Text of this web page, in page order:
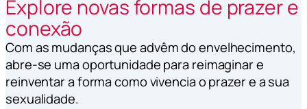
Explore novas formas de prazer e
conexão
Com as mudanças que advêm do envelhecimento,
abre-se uma oportunidade para reimaginar e
reinventar a forma como vivencia o prazer e a sua
sexualidade.